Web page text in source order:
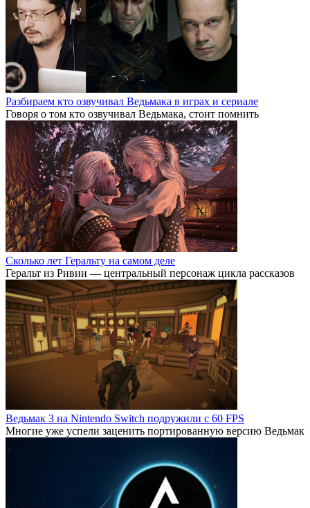
Разбираем кто озвучивал Ведьмака в играх и сериале
Говоря о том кто озвучивал Ведьмака, стоит помнить
Сколько лет Геральту на самом деле
Геральт из Ривии — центральный персонаж цикла рассказов
Ведьмак 3 на Nintendo Switch подружили с 60 FPS
Многие уже успели заценить портированную версию Ведьмак